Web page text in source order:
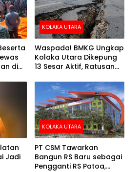
di
KOLAKA UTARA
Waspada! BMKG Ungkap
Kolaka Utara Dikepung
13 Sesar Aktif, Ratusan
Jadi
KOLAKA UTARA
PT CSM Tawarkan
Bangun RS Baru sebagai
Pengganti RS Patoa,